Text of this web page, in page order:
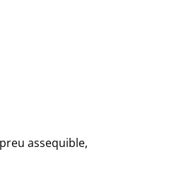
assequible,